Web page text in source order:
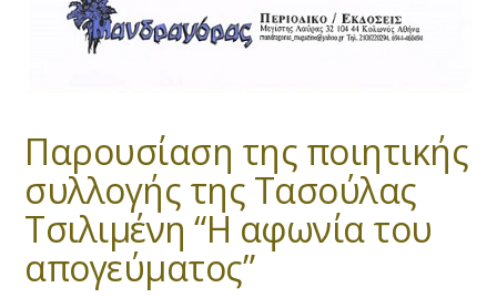
Παρουσίαση της ποιητικής
συλλογής της Τασούλας
Τσιλιμένη “Η αφωνία του
απογεύματος”